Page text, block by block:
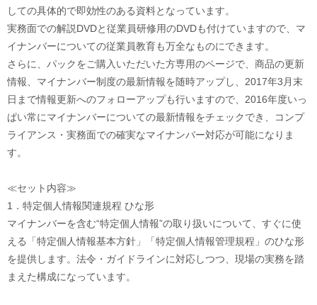
しての具体的で即効性のある資料となっています。
実務面での解説DVDと従業員研修用のDVDも付けていますので、マ
イナンバーについての従業員教育も万全なものにできます。
さらに、パックをご購入いただいた方専用のページで、商品の更新
情報、マイナンバー制度の最新情報を随時アップし、2017年3月末
日まで情報更新へのフォローアップも行いますので、2016年度いっ
ぱい常にマイナンバーについての最新情報をチェックでき、コンプ
ライアンス・実務面での確実なマイナンバー対応が可能になりま
す。
≪セット内容≫
1．特定個人情報関連規程 ひな形
マイナンバーを含む“特定個人情報”の取り扱いについて、すぐに使
える「特定個人情報基本方針」「特定個人情報管理規程」のひな形
を提供します。法令・ガイドラインに対応しつつ、現場の実務を踏
まえた構成になっています。